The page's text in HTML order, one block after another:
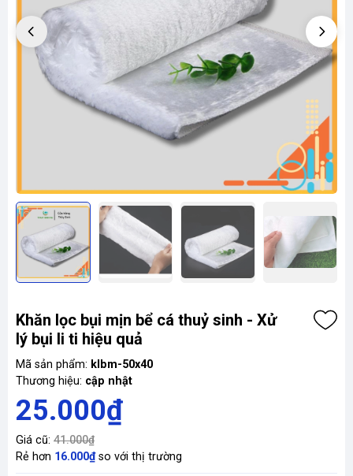
Khăn lọc bụi mịn bể cá thuỷ sinh - Xử
lý bụi li ti hiệu quả
Mã sản phẩm: klbm-50x40
Thương hiệu: cập nhật
25.000₫
Giá cũ: 41.000₫
Rẻ hơn 16.000₫so với thị trường